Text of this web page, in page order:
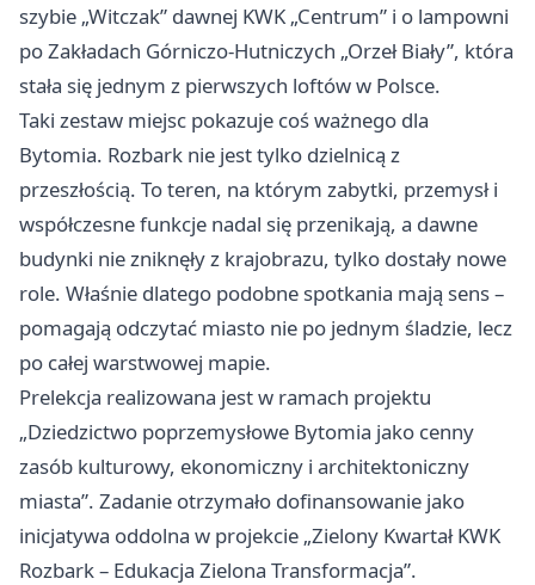
szybie „Witczak” dawnej KWK „Centrum” i o lampowni
po Zakładach Górniczo-Hutniczych „Orzeł Biały”, która
stała się jednym z pierwszych loftów w Polsce.
Taki zestaw miejsc pokazuje coś ważnego dla
Bytomia. Rozbark nie jest tylko dzielnicą z
przeszłością. To teren, na którym zabytki, przemysł i
współczesne funkcje nadal się przenikają, a dawne
budynki nie zniknęły z krajobrazu, tylko dostały nowe
role. Właśnie dlatego podobne spotkania mają sens –
pomagają odczytać miasto nie po jednym śladzie, lecz
po całej warstwowej mapie.
Prelekcja realizowana jest w ramach projektu
„Dziedzictwo poprzemysłowe Bytomia jako cenny
zasób kulturowy, ekonomiczny i architektoniczny
miasta”. Zadanie otrzymało dofinansowanie jako
inicjatywa oddolna w projekcie „Zielony Kwartał KWK
Rozbark – Edukacja Zielona Transformacja”.